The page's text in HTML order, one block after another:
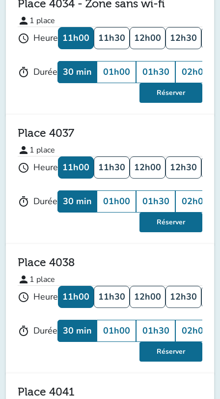
Place 4034 - Zone sans wi-fi
person 1 place
schedule Heure 11h00 11h30 12h00 12h30
timer Durée 30 min 01h00 01h30 02h00
Réserver
Place 4037
person 1 place
schedule Heure 11h00 11h30 12h00 12h30
timer Durée 30 min 01h00 01h30 02h00
Réserver
Place 4038
person 1 place
schedule Heure 11h00 11h30 12h00 12h30
timer Durée 30 min 01h00 01h30 02h00
Réserver
Place 4041